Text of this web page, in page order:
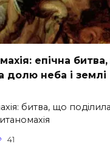
епічна
долю неба і землі
битва, що
41